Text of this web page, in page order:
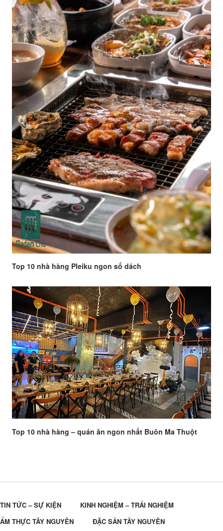
Top 10 nhà hàng Pleiku ngon số dách
Top 10 nhà hàng – quán ăn ngon nhất Buôn Ma Thuột
TIN TỨC – SỰ KIỆN
KINH NGHIỆM – TRẢI NGHIỆM
ẨM THỰC TÂY NGUYÊN
ĐẶC SẢN TÂY NGUYÊN